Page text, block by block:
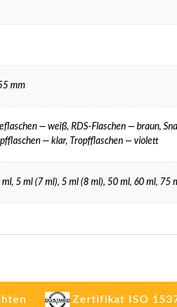
mm
— weiß, RDS-Flaschen — braun,
— klar, Tropfflaschen — violett
ml, 5 ml (7 ml), 5 ml (8 ml), 50 ml, 60 ml, 75
Zertifikat ISO